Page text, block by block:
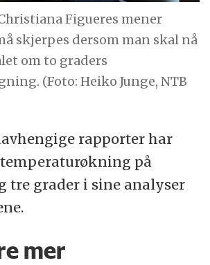
Figueres mener
skjerpes dersom man skal nå
om to graders
(Foto: Heiko Junge, NTB
rapporter har
på
tre grader i sine analyser
mer